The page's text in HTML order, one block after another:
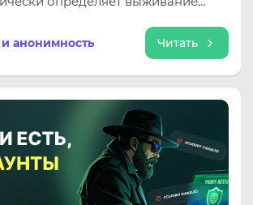
в их основе.
и анонимность Читать